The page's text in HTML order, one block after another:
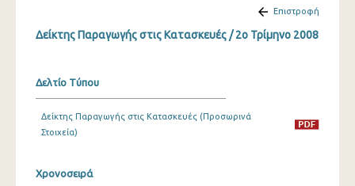
3o Τρίμηνο 2021
4o Τρίμηνο 2020
2o Τρίμηνο 2020
Επιστροφή
Δείκτης Παραγωγής στις Κατασκευές / 2o Τρίμηνο 2008
Δελτίο Τύπου
Δείκτης Παραγωγής στις Κατασκευές (Προσωρινά
Στοιχεία)
Χρονοσειρά